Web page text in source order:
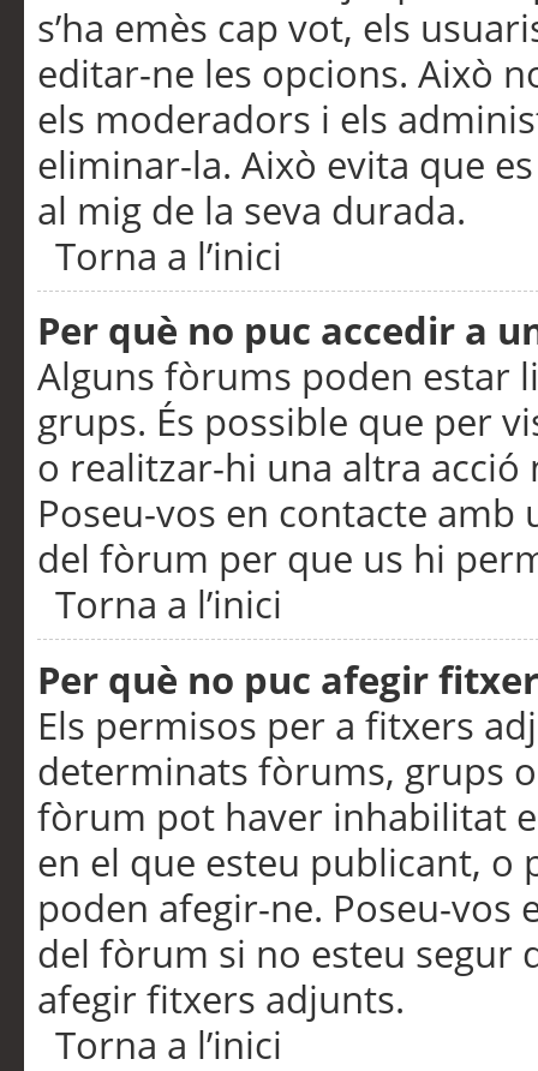
s’ha emès cap vot, els
editar-ne les opcions. Això
els moderadors i els
eliminar-la. Això evita que
al mig de la seva durada.
Torna a l’inici
Per què no puc accedir a
Alguns fòrums poden estar
grups. És possible que per
o realitzar-hi una altra acció
Poseu-vos en contacte
del fòrum per que us hi
Torna a l’inici
Per què no puc afegir
Els permisos per a fitxers
determinats fòrums, grups
fòrum pot haver inhabilitat
en el que esteu publicant,
poden afegir-ne. Poseu-vos
del fòrum si no esteu segur
afegir fitxers adjunts.
Torna a l’inici